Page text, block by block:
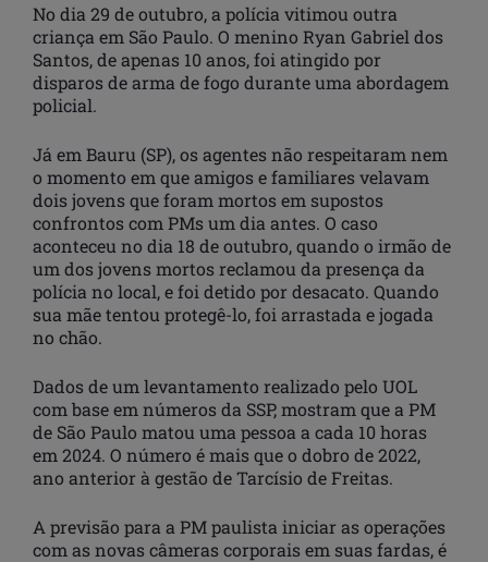
No dia 29 de outubro, a polícia vitimou outra
criança em São Paulo. O menino Ryan Gabriel dos
Santos, de apenas 10 anos, foi atingido por
disparos de arma de fogo durante uma abordagem
policial.
Já em Bauru (SP), os agentes não respeitaram nem
o momento em que amigos e familiares velavam
dois jovens que foram mortos em supostos
confrontos com PMs um dia antes. O caso
aconteceu no dia 18 de outubro, quando o irmão de
um dos jovens mortos reclamou da presença da
polícia no local, e foi detido por desacato. Quando
sua mãe tentou protegê-lo, foi arrastada e jogada
no chão.
Dados de um levantamento realizado pelo UOL
com base em números da SSP, mostram que a PM
de São Paulo matou uma pessoa a cada 10 horas
em 2024. O número é mais que o dobro de 2022,
ano anterior à gestão de Tarcísio de Freitas.
A previsão para a PM paulista iniciar as operações
com as novas câmeras corporais em suas fardas, é